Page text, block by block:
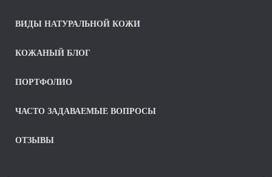
ВИДЫ НАТУРАЛЬНОЙ КОЖИ
КОЖАНЫЙ БЛОГ
ПОРТФОЛИО
ЧАСТО ЗАДАВАЕМЫЕ ВОПРОСЫ
ОТЗЫВЫ